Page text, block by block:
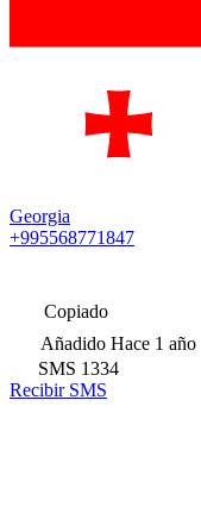
Georgia
+995568771847
Copiado
Añadido Hace 1 año
SMS 1334
Recibir SMS